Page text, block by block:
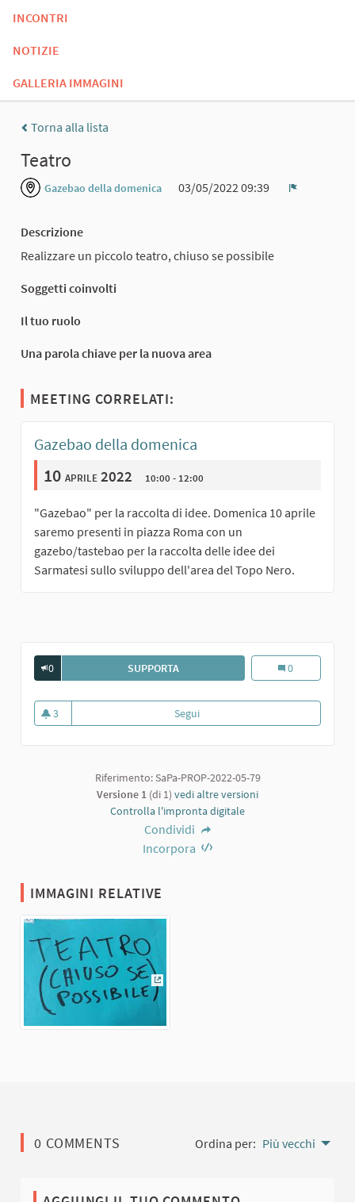
INCONTRI
NOTIZIE
GALLERIA IMMAGINI
Torna alla lista
Teatro
Gazebao della domenica
03/05/2022 09:39
Descrizione
Realizzare un piccolo teatro, chiuso se possibile
Soggetti coinvolti
Il tuo ruolo
Una parola chiave per la nuova area
MEETING CORRELATI:
Gazebao della domenica
10 aprile 2022 10:00 - 12:00
"Gazebao" per la raccolta di idee. Domenica 10 aprile
saremo presenti in piazza Roma con un
gazebo/tastebao per la raccolta delle idee dei
Sarmatesi sullo sviluppo dell'area del Topo Nero.
0 SUPPORTATEATRO Teatro
0
3
3 sostenitori
Segui
Riferimento: SaPa-PROP-2022-05-79
Versione 1 (di 1) vedi altre versioni
Controlla l'impronta digitale
Condividi
Incorpora
IMMAGINI RELATIVE
(Collegamento esterno)
0 COMMENTS Ordina per: Più vecchi